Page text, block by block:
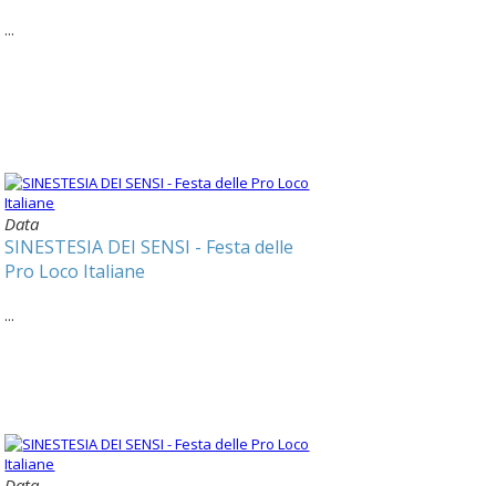
...
Data
SINESTESIA DEI SENSI - Festa delle
Pro Loco Italiane
...